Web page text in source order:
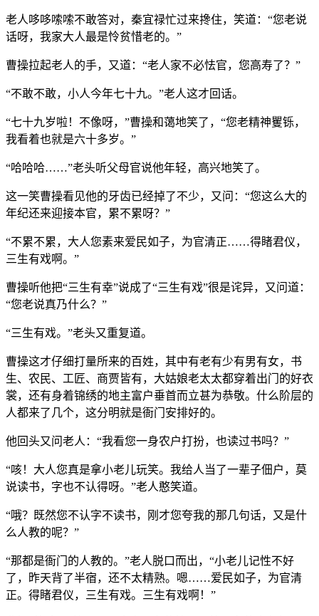
老人哆哆嗦嗦不敢答对，秦宜禄忙过来搀住，笑道：“您老说
话呀，我家大人最是怜贫惜老的。”
曹操拉起老人的手，又道：“老人家不必怯官，您高寿了？”
“不敢不敢，小人今年七十九。”老人这才回话。
“七十九岁啦！不像呀，”曹操和蔼地笑了，“您老精神矍铄，
我看着也就是六十多岁。”
“哈哈哈……”老头听父母官说他年轻，高兴地笑了。
这一笑曹操看见他的牙齿已经掉了不少，又问：“您这么大的
年纪还来迎接本官，累不累呀？”
“不累不累，大人您素来爱民如子，为官清正……得睹君仪，
三生有戏啊。”
曹操听他把“三生有幸”说成了“三生有戏”很是诧异，又问道：
“您老说真乃什么？”
“三生有戏。”老头又重复道。
曹操这才仔细打量所来的百姓，其中有老有少有男有女，书
生、农民、工匠、商贾皆有，大姑娘老太太都穿着出门的好衣
裳，还有身着锦绣的地主富户垂首而立甚为恭敬。什么阶层的
人都来了几个，这分明就是衙门安排好的。
他回头又问老人：“我看您一身农户打扮，也读过书吗？”
“咳！大人您真是拿小老儿玩笑。我给人当了一辈子佃户，莫
说读书，字也不认得呀。”老人憨笑道。
“哦？既然您不认字不读书，刚才您夸我的那几句话，又是什
么人教的呢？”
“那都是衙门的人教的。”老人脱口而出，“小老儿记性不好
了，昨天背了半宿，还不太精熟。嗯……爱民如子，为官清
正。得睹君仪，三生有戏。三生有戏啊！”